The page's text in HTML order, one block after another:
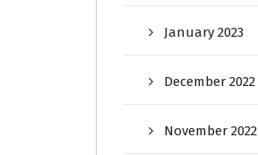
January 2023
December 2022
November 2022